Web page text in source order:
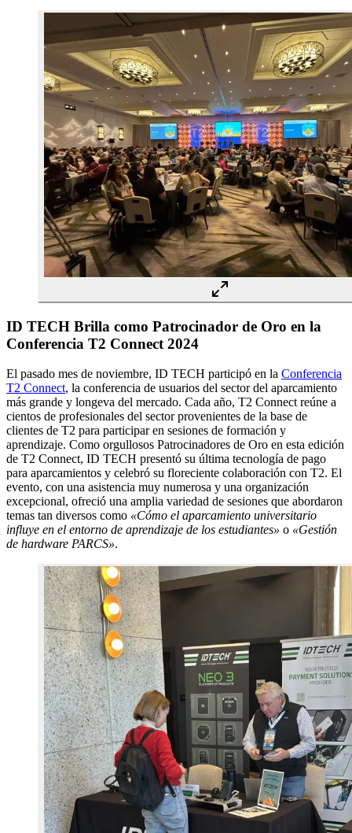
ID TECH Brilla como Patrocinador de Oro en la
Conferencia T2 Connect 2024
El pasado mes de noviembre, ID TECH participó en la Conferencia
T2 Connect, la conferencia de usuarios del sector del aparcamiento
más grande y longeva del mercado. Cada año, T2 Connect reúne a
cientos de profesionales del sector provenientes de la base de
clientes de T2 para participar en sesiones de formación y
aprendizaje. Como orgullosos Patrocinadores de Oro en esta edición
de T2 Connect, ID TECH presentó su última tecnología de pago
para aparcamientos y celebró su floreciente colaboración con T2. El
evento, con una asistencia muy numerosa y una organización
excepcional, ofreció una amplia variedad de sesiones que abordaron
temas tan diversos como «Cómo el aparcamiento universitario
influye en el entorno de aprendizaje de los estudiantes» o «Gestión
de hardware PARCS».